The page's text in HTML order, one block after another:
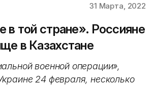
31 Марта, 2022
в той стране». Россияне
в Казахстане
военной операции»,
24 февраля, несколько